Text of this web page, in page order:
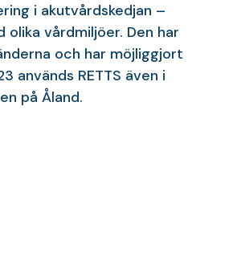
i akutvårdskedjan –
vårdmiljöer. Den har
och har möjliggjort
används RETTS även i
på Åland.